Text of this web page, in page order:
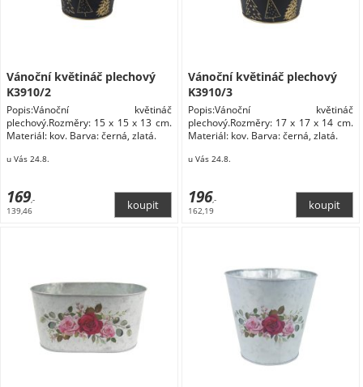
Vánoční květináč plechový
K3910/2
Popis:Vánoční květináč
plechový.Rozměry: 15 x 15 x 13 cm.
Materiál: kov. Barva: černá, zlatá.
u Vás 24.8.
169,-
139,46
Vánoční květináč plechový
K3910/3
Popis:Vánoční květináč
plechový.Rozměry: 17 x 17 x 14 cm.
Materiál: kov. Barva: černá, zlatá.
u Vás 24.8.
196,-
162,19